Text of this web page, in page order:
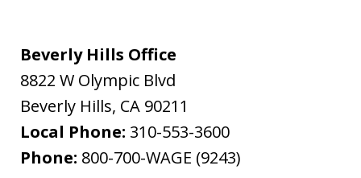
Beverly Hills Office
8822 W Olympic Blvd
Beverly Hills, CA 90211
Local Phone: 310-553-3600
Phone: 800-700-WAGE (9243)